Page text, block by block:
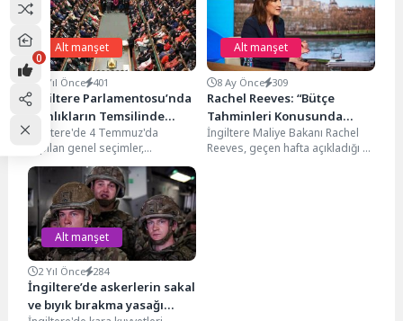
Alt manşet
2 Yıl Önce 401
İngiltere Parlamentosu’nda
Azınlıkların Temsilinde
Tarihi Artış
İngiltere'de 4 Temmuz'da
yapılan genel seçimler,
parlamentonun seçimle
belirlenen alt kanadı Avam
Kamarası'nda azınlıkların
temsilinde...
Alt manşet
8 Ay Önce 309
Rachel Reeves: “Bütçe
Tahminleri Konusunda
Yalan Söylemedim”
İngiltere Maliye Bakanı Rachel
Reeves, geçen hafta açıkladığı ve
Alt manşet
2 Yıl Önce 284
İngiltere’de askerlerin sakal
ve bıyık bırakma yasağı
0